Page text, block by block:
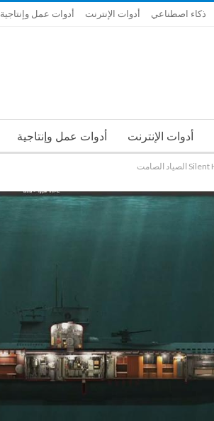
ذكاء اصطناعي أدوات الإنترنت أدوات عمل وإنتاجية
أدوات الإنترنت أدوات عمل وإنتاجية